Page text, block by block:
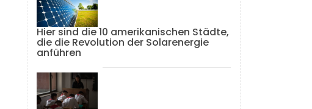
Hier sind die 10 amerikanischen Städte,
die die Revolution der Solarenergie
anführen